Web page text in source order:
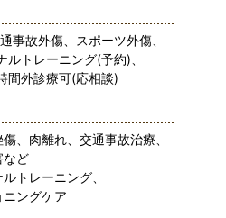
事故外傷、スポーツ外傷、
トレーニング(予約)、
間外診療可(応相談)
、肉離れ、交通事故治療、
など
トレーニング、
ングケア